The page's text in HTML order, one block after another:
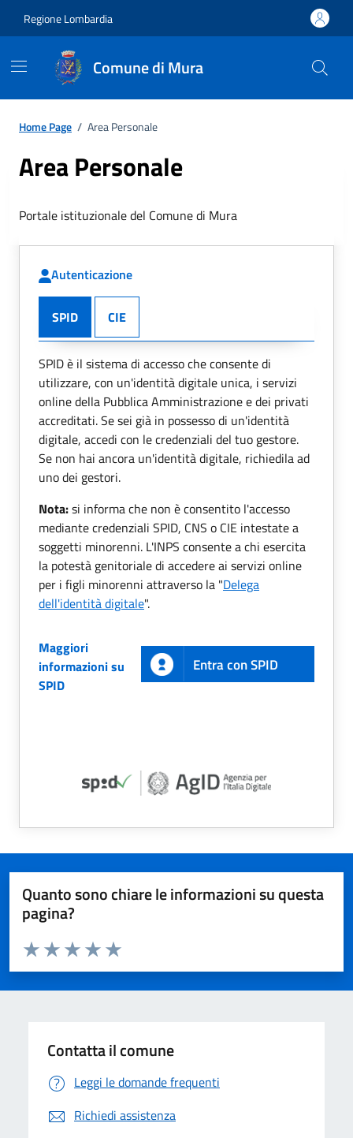
Regione Lombardia
Comune di Mura
Home Page / Area Personale
Area Personale
Portale istituzionale del Comune di Mura
Autenticazione
SPID CIE
SPID è il sistema di accesso che consente di
utilizzare, con un'identità digitale unica, i servizi
online della Pubblica Amministrazione e dei privati
accreditati. Se sei già in possesso di un'identità
digitale, accedi con le credenziali del tuo gestore.
Se non hai ancora un'identità digitale, richiedila ad
uno dei gestori.
Nota:si informa che non è consentito l'accesso
mediante credenziali SPID, CNS o CIE intestate a
soggetti minorenni. L'INPS consente a chi esercita
la potestà genitoriale di accedere ai servizi online
per i figli minorenni attraverso la "Delega
dell'identità digitale".
Maggiori
informazioni su
SPID
Entra con SPID
Quanto sono chiare le informazioni su questa
pagina?
Valuta da 1 a 5 stelle la pagina
Valuta 5 stelle su 5
Valuta 4 stelle su 5
Valuta 3 stelle su 5
Valuta 2 stelle su 5
Valuta 1 stelle su 5
Contatta il comune
Leggi le domande frequenti
Richiedi assistenza